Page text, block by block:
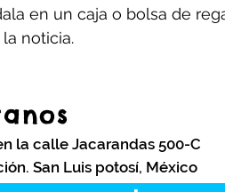
en un caja o bolsa de
noticia.
la calle Jacarandas 500-C
San Luis potosí, México